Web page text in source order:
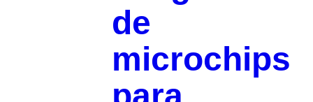
de
microchips